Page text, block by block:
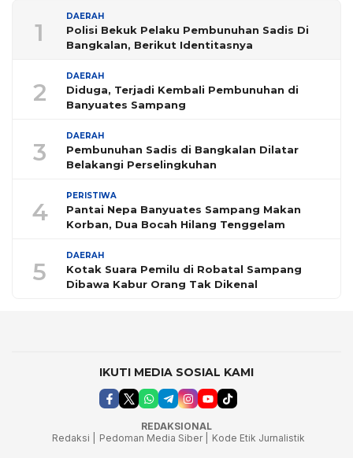
1
DAERAH
Polisi Bekuk Pelaku Pembunuhan Sadis Di
Bangkalan, Berikut Identitasnya
2
DAERAH
Diduga, Terjadi Kembali Pembunuhan di
Banyuates Sampang
3
DAERAH
Pembunuhan Sadis di Bangkalan Dilatar
Belakangi Perselingkuhan
4
PERISTIWA
Pantai Nepa Banyuates Sampang Makan
Korban, Dua Bocah Hilang Tenggelam
5
DAERAH
Kotak Suara Pemilu di Robatal Sampang
Dibawa Kabur Orang Tak Dikenal
IKUTI MEDIA SOSIAL KAMI
REDAKSIONAL
Redaksi |
Pedoman Media Siber |
Kode Etik Jurnalistik